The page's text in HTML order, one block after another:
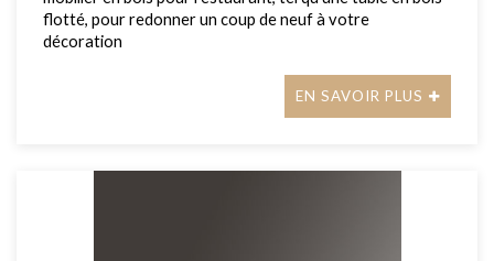
flotté, pour redonner un coup de neuf à votre
décoration
EN SAVOIR PLUS